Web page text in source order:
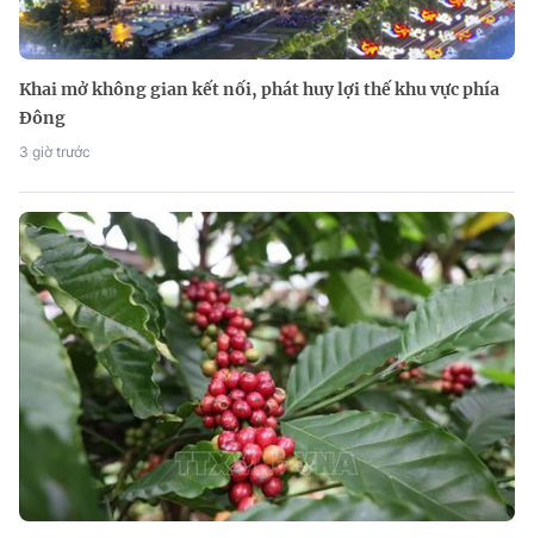
Khai mở không gian kết nối, phát huy lợi thế khu vực phía
Đông
3 giờ trước